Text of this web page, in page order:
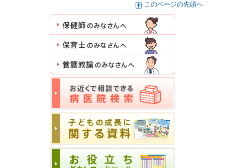
このページの先頭へ